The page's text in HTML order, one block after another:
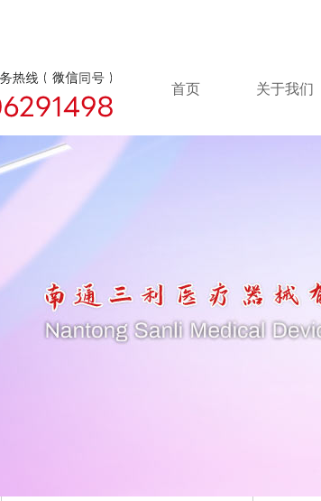
首页 关于我们